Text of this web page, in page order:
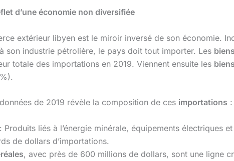
d’une économie non diversifiée
extérieur libyen est le miroir inversé de son économie.
son industrie pétrolière, le pays doit tout importer. Les
totale des importations en 2019. Viennent ensuite les
de 2019 révèle la composition de ces importations :
: Produits liés à l’énergie minérale, équipements électriques
de dollars d’importations.
, avec près de 600 millions de dollars, sont une ligne